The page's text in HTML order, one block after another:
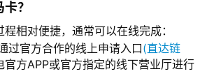
？
相对便捷，通常可以在线完成：
过官方合作的线上申请入口(直达链
官方APP或官方指定的线下营业厅进行